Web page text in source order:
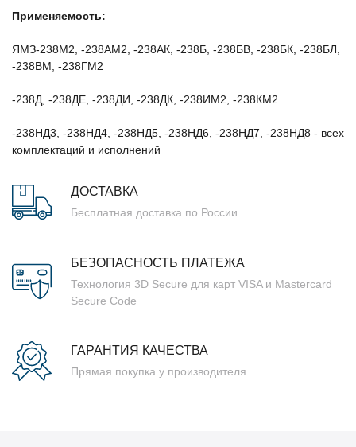
Применяемость:
ЯМЗ-238М2, -238АМ2, -238АК, -238Б, -238БВ, -238БК, -238БЛ,
-238ВМ, -238ГМ2
-238Д, -238ДЕ, -238ДИ, -238ДК, -238ИМ2, -238КМ2
-238НД3, -238НД4, -238НД5, -238НД6, -238НД7, -238НД8 - всех
комплектаций и исполнений
ДОСТАВКА
Бесплатная доставка по России
БЕЗОПАСНОСТЬ ПЛАТЕЖА
Технология 3D Secure для карт VISA и Mastercard
Secure Code
ГАРАНТИЯ КАЧЕСТВА
Прямая покупка у производителя